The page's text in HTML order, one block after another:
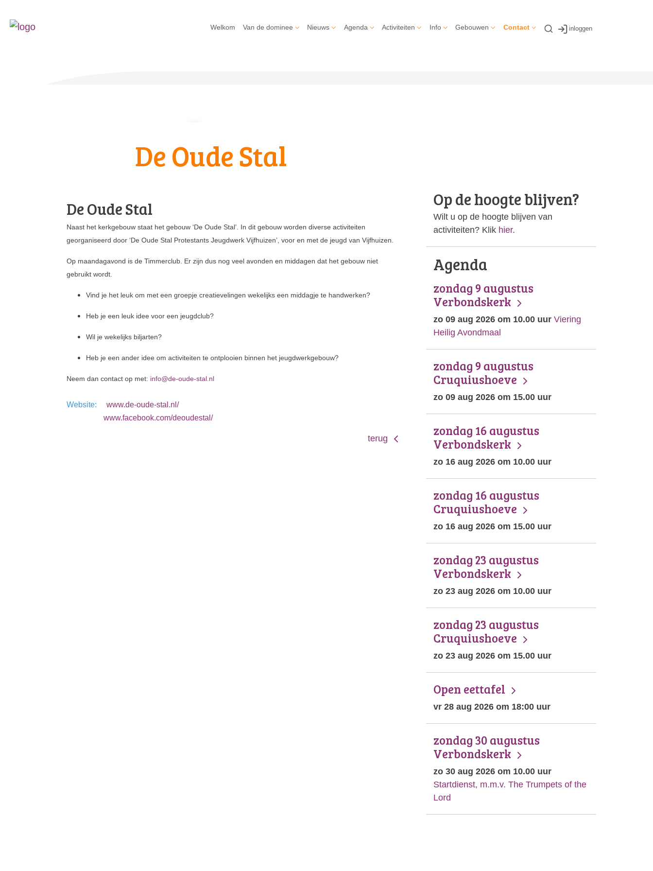
Welkom Van de dominee Nieuws Agenda Activiteiten Info Gebouwen Contact inloggen
De Oude Stal
De Oude Stal
Naast het kerkgebouw staat het gebouw ‘De Oude Stal’. In dit gebouw worden diverse activiteiten
georganiseerd door ‘De Oude Stal Protestants Jeugdwerk Vijfhuizen’, voor en met de jeugd van Vijfhuizen.
Op maandagavond is de Timmerclub. Er zijn dus nog veel avonden en middagen dat het gebouw niet
gebruikt wordt.
Vind je het leuk om met een groepje creatievelingen wekelijks een middagje te handwerken?
Heb je een leuk idee voor een jeugdclub?
Wil je wekelijks biljarten?
Heb je een ander idee om activiteiten te ontplooien binnen het jeugdwerkgebouw?
Neem dan contact op met: info@de-oude-stal.nl
Website: www.de-oude-stal.nl/
www.facebook.com/deoudestal/
terug
Op de hoogte blijven?
Wilt u op de hoogte blijven van
activiteiten? Klik hier.
Agenda
zondag 9 augustus
Verbondskerk
zo 09 aug 2026 om 10.00 uur Viering
Heilig Avondmaal
zondag 9 augustus
Cruquiushoeve
zo 09 aug 2026 om 15.00 uur
zondag 16 augustus
Verbondskerk
zo 16 aug 2026 om 10.00 uur
zondag 16 augustus
Cruquiushoeve
zo 16 aug 2026 om 15.00 uur
zondag 23 augustus
Verbondskerk
zo 23 aug 2026 om 10.00 uur
zondag 23 augustus
Cruquiushoeve
zo 23 aug 2026 om 15.00 uur
Open eettafel
vr 28 aug 2026 om 18:00 uur
zondag 30 augustus
Verbondskerk
zo 30 aug 2026 om 10.00 uur
Startdienst, m.m.v. The Trumpets of the
Lord